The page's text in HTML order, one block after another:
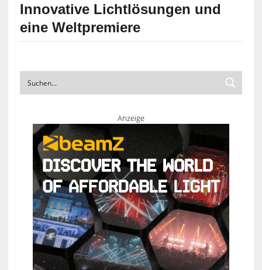
Innovative Lichtlösungen und
eine Weltpremiere
Anzeige